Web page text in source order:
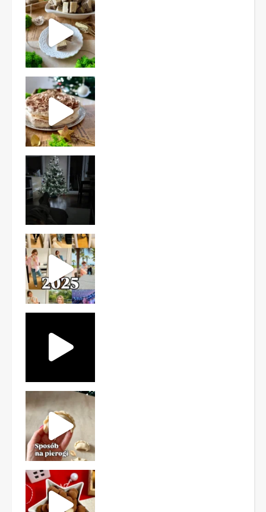
Ten deser to prawdziwy HIT PRL-u! Wafle przełożo